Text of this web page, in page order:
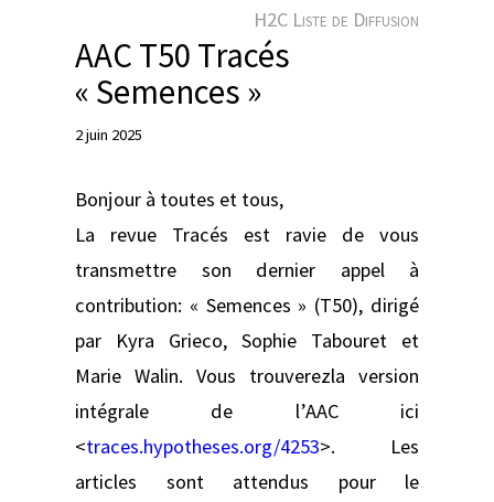
r
H2C Liste de Diffusion
AAC T50 Tracés
« Semences »
2 juin 2025
Bonjour à toutes et tous,
La revue Tracés est ravie de vous
transmettre son dernier appel à
contribution: « Semences » (T50), dirigé
par Kyra Grieco, Sophie Tabouret et
Marie Walin. Vous trouverezla version
intégrale de l’AAC ici
<traces.hypotheses.org/4253>. Les
articles sont attendus pour le